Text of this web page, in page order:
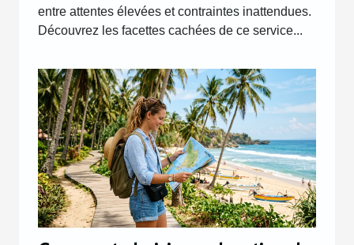
entre attentes élevées et contraintes inattendues.
Découvrez les facettes cachées de ce service...